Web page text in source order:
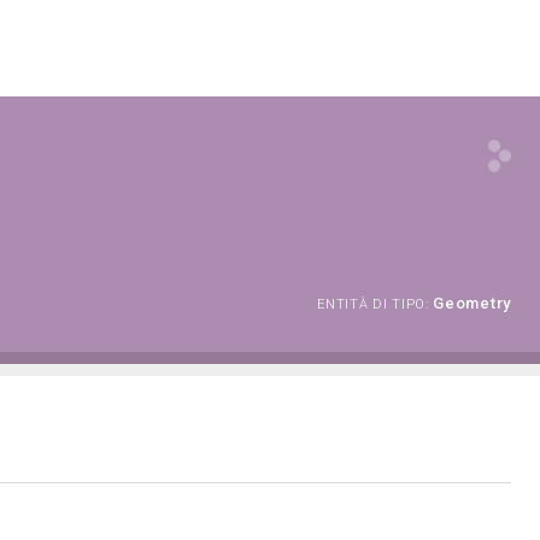
ENTITÀ DI TIPO: Geometry